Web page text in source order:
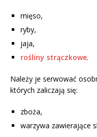
mięso,
ryby,
jaja,
rośliny strączkowe.
Należy je serwować
których zaliczają się:
zboża,
warzywa zawierające